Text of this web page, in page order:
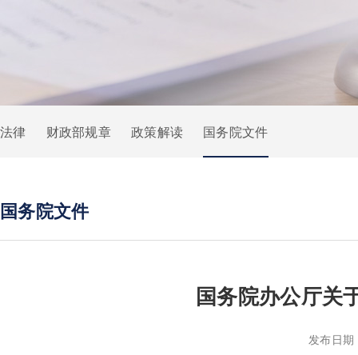
法律 财政部规章 政策解读 国务院文件
国务院文件
国务院办公厅关
发布日